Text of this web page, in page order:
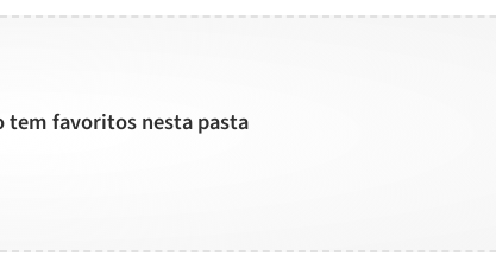
tem favoritos nesta pasta